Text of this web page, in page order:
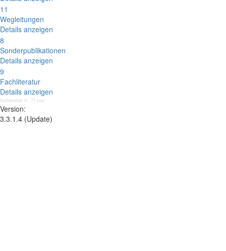
11
Wegleitungen
Details anzeigen
8
Sonderpublikationen
Details anzeigen
9
Fachliteratur
Details anzeigen
Aufbereitet in: 71 ms;
Version:
3.3.1.4 (Update)